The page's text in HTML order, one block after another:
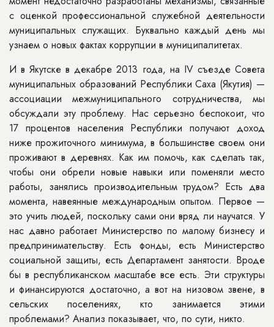
с оценкой профессиональной служебной дея­тельности
муниципальных служащих. Буквально каждый день мы
узнаем о новых фактах коррупции в муниципа­литетах.
И в Якутске в декабре 2013 года, на IV съезде Совета
муниципальных об­разований Республики Саха (Якутия) —
ассоциации межмуниципального сотрудничества, мы
обсуждали эту проблему. Нас серьезно беспокоит, что
17 процентов населения Республики получают доход
ниже прожиточного минимума, в большинстве своем они
проживают в деревнях. Как им по­мочь, как сделать так,
чтобы они обре­ли новые навыки или поменяли место
работы, занялись производительным трудом? Есть два
момента, навеянные международным опытом. Первое —
это учить людей, поскольку сами они вряд ли научатся. У
нас давно работа­ет Министерство по малому бизнесу и
предпринимательству. Есть фонды, есть Министерство
социальной защи­ты, есть Департамент занятости. Вроде
бы в республиканском масштабе все есть. Эти структуры
и финансируются достаточно, а вот на низовом звене, в
сельских поселениях, кто занимается этими
проблемами? Анализ показыва­ет, что, по сути, никто.